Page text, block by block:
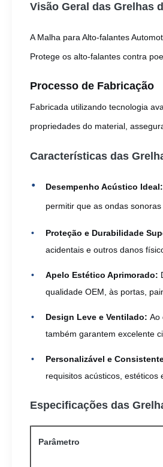
Visão Geral das Grelhas
A Malha para Alto-falantes
Protege os alto-falantes contra
Processo de Fabricação
Fabricada utilizando tecnologia
propriedades do material,
Características das
Desempenho Acústico Ideal:
permitir que as ondas
Proteção e Durabilidade
acidentais e outros danos
Apelo Estético Aprimorado:
qualidade OEM, às portas,
Design Leve e Ventilado: Ao
também garantem excelente
Personalizável e
requisitos acústicos,
Especificações das
Parâmetro